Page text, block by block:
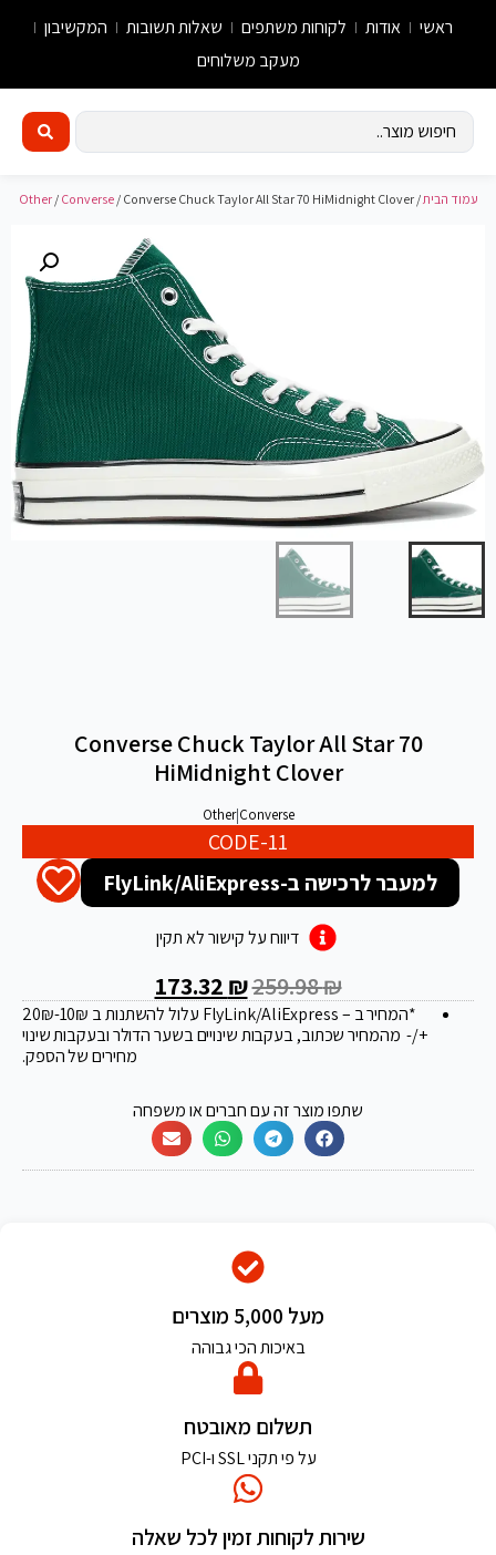
ראשי אודות לקוחות משתפים שאלות תשובות
המקשיבון
מעקב משלוחים
עמוד הבית/
Other/ Converse/ Converse Chuck Taylor All Star 70 HiMidnight Clover
Converse Chuck Taylor All Star 70
HiMidnight Clover
Converse
|
Other
CODE-11
למעבר לרכישה ב-FlyLink/AliExpress
דיווח על קישור לא תקין
259.98₪
173.32 ₪
*המחיר ב – FlyLink/AliExpress עלול להשתנות ב 20 ₪-10₪
+/- מהמחיר שכתוב, בעקבות שינויים בשער הדולר ובעקבות שינוי
מחירים של הספק.
שתפו מוצר זה עם חברים או משפחה
מעל 5,000 מוצרים
באיכות הכי גבוהה
תשלום מאובטח
על פי תקני SSL ו-PCI
שירות לקוחות זמין לכל שאלה